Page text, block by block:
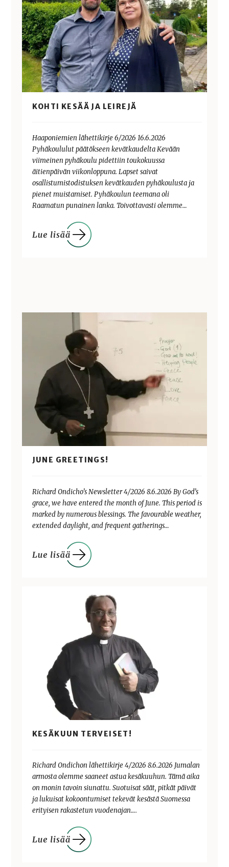
KOHTI KESÄÄ JA LEIREJÄ
Haaponiemien lähettikirje 6/2026 16.6.2026
Pyhäkoululut päätökseen kevätkaudelta Kevään
viimeinen pyhäkoulu pidettiin toukokuussa
äitienpäivän viikonloppuna. Lapset saivat
osallistumistodistuksen kevätkauden pyhäkoulusta ja
pienet muistamiset. Pyhäkoulun teemana oli
Raamatun punainen lanka. Toivottavasti olemme…
JUNE GREETINGS!
Richard Ondicho’s Newsletter 4/2026 8.6.2026 By God’s
grace, we have entered the month of June. This period is
marked by numerous blessings. The favourable weather,
extended daylight, and frequent gatherings…
KESÄKUUN TERVEISET!
Richard Ondichon lähettikirje 4/2026 8.6.2026 Jumalan
armosta olemme saaneet astua kesäkuuhun. Tämä aika
on monin tavoin siunattu. Suotuisat säät, pitkät päivät
ja lukuisat kokoontumiset tekevät kesästä Suomessa
erityisen rakastetun vuodenajan….